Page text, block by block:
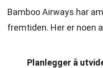
Bamboo Airways har
fremtiden. Her er noen
Planlegger å